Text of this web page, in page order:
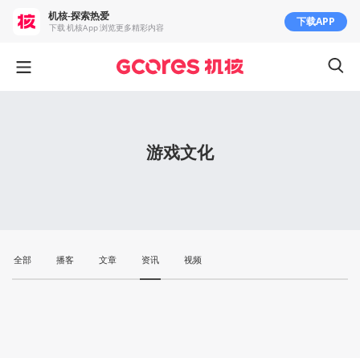
游戏文化
全部 播客 文章 资讯 视频
机核-探索热爱
下载 机核App 浏览更多精彩内容 下载APP